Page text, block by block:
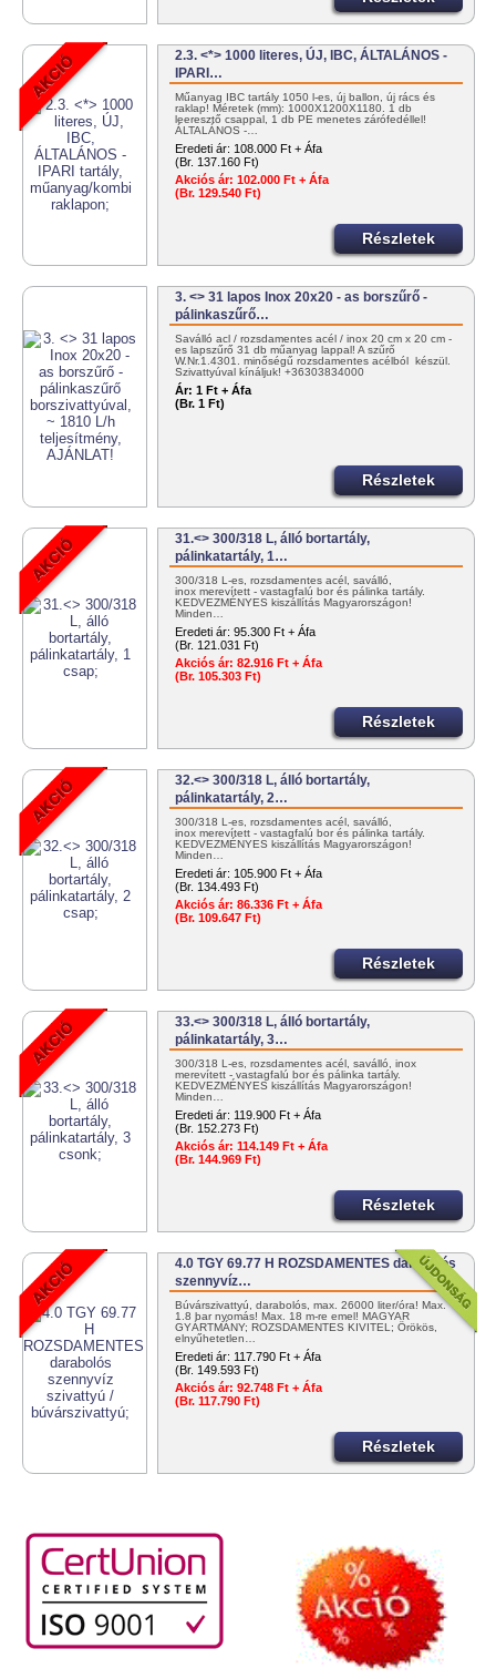
2.3. <*> 1000 literes, ÚJ, IBC, ÁLTALÁNOS -
IPARI…
Műanyag IBC tartály 1050 l-es, új ballon, új rács és
raklap! Méretek (mm): 1000X1200X1180. 1 db
leeresztő csappal, 1 db PE menetes zárófedéllel!
ÁLTALÁNOS -…
Eredeti ár: 108.000 Ft + Áfa
(Br. 137.160 Ft)
Akciós ár: 102.000 Ft + Áfa
(Br. 129.540 Ft)
Részletek
3. <> 31 lapos Inox 20x20 - as borszűrő -
pálinkaszűrő…
Saválló acl / rozsdamentes acél / inox 20 cm x 20 cm -
es lapszűrő 31 db műanyag lappal! A szűrő
W.Nr.1.4301. minőségű rozsdamentes acélból készül.
Szivattyúval kínáljuk! +36303834000
info@tartalygyar.hu
Ár: 1 Ft + Áfa
(Br. 1 Ft)
Részletek
31.<> 300/318 L, álló bortartály,
pálinkatartály, 1…
300/318 L-es, rozsdamentes acél, saválló,
inox merevített - vastagfalú bor és pálinka tartály.
KEDVEZMÉNYES kiszállítás Magyarországon!
Minden…
Eredeti ár: 95.300 Ft + Áfa
(Br. 121.031 Ft)
Akciós ár: 82.916 Ft + Áfa
(Br. 105.303 Ft)
Részletek
32.<> 300/318 L, álló bortartály,
pálinkatartály, 2…
300/318 L-es, rozsdamentes acél, saválló,
inox merevített - vastagfalú bor és pálinka tartály.
KEDVEZMÉNYES kiszállítás Magyarországon!
Minden…
Eredeti ár: 105.900 Ft + Áfa
(Br. 134.493 Ft)
Akciós ár: 86.336 Ft + Áfa
(Br. 109.647 Ft)
Részletek
33.<> 300/318 L, álló bortartály,
pálinkatartály, 3…
300/318 L-es, rozsdamentes acél, saválló, inox
merevített - vastagfalú bor és pálinka tartály.
KEDVEZMÉNYES kiszállítás Magyarországon!
Minden…
Eredeti ár: 119.900 Ft + Áfa
(Br. 152.273 Ft)
Akciós ár: 114.149 Ft + Áfa
(Br. 144.969 Ft)
Részletek
4.0 TGY 69.77 H ROZSDAMENTES darabolós
szennyvíz…
Búvárszivattyú, darabolós, max. 26000 liter/óra! Max.
1.8 bar nyomás! Max. 18 m-re emel! MAGYAR
GYÁRTMÁNY; ROZSDAMENTES KIVITEL; Örökös,
elnyűhetetlen…
Eredeti ár: 117.790 Ft + Áfa
(Br. 149.593 Ft)
Akciós ár: 92.748 Ft + Áfa
(Br. 117.790 Ft)
Részletek